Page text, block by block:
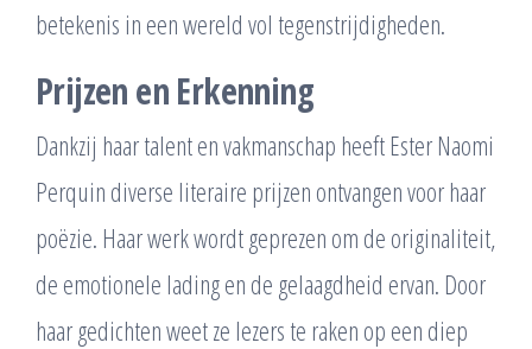
betekenis in een wereld vol tegenstrijdigheden.
Prijzen en Erkenning
Dankzij haar talent en vakmanschap heeft Ester Naomi
Perquin diverse literaire prijzen ontvangen voor haar
poëzie. Haar werk wordt geprezen om de originaliteit,
de emotionele lading en de gelaagdheid ervan. Door
haar gedichten weet ze lezers te raken op een diep